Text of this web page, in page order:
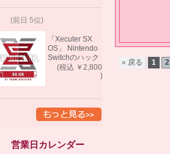
rank
up!
(前日 5位)
「Xecuter SX
OS」 Nintendo
Switchのハック
ツール バック
(税込 ￥2,800
)
営業日カレンダー
« 戻る 1 2